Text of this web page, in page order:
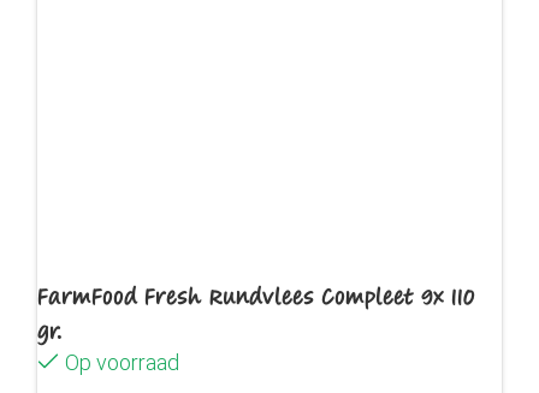
FarmFood Fresh Rundvlees Compleet 9x 110
gr.
Op voorraad